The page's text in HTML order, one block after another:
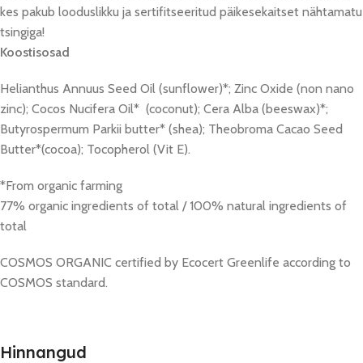
kes pakub looduslikku ja sertifitseeritud päikesekaitset nähtamatu
tsingiga!
Koostisosad
Helianthus Annuus Seed Oil (sunflower)*; Zinc Oxide (non nano
zinc); Cocos Nucifera Oil* (coconut); Cera Alba (beeswax)*;
Butyrospermum Parkii butter* (shea); Theobroma Cacao Seed
Butter*(cocoa); Tocopherol (Vit E).
*From organic farming
77% organic ingredients of total / 100% natural ingredients of
total
COSMOS ORGANIC certified by Ecocert Greenlife according to
COSMOS standard.
Hinnangud